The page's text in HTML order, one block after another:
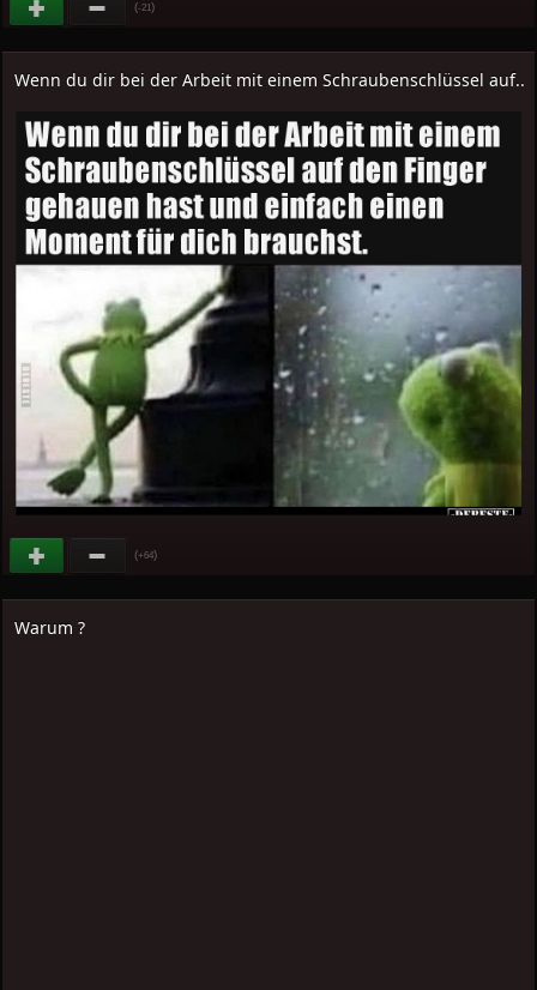
(-21)
Wenn du dir bei der Arbeit mit einem Schraubenschlüssel auf..
(+64)
Warum ?